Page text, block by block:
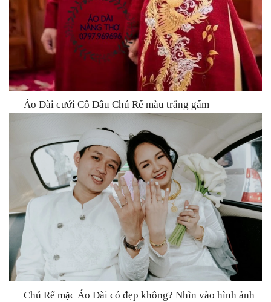
Áo Dài cưới Cô Dâu Chú Rể màu trắng gấm
Chú Rể mặc Áo Dài có đẹp không? Nhìn vào hình ảnh